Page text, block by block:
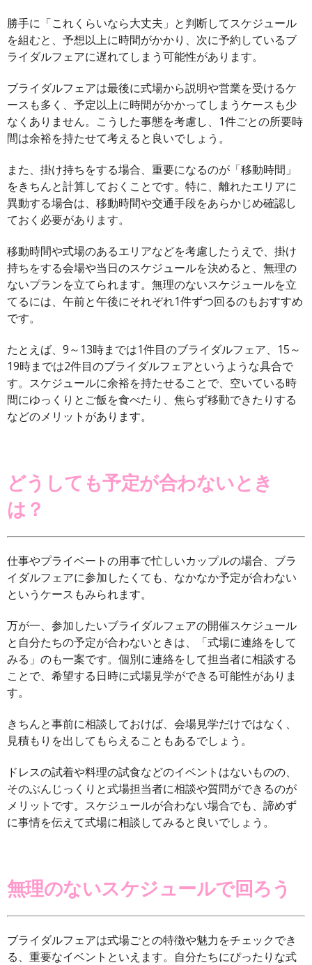
勝手に「これくらいなら大丈夫」と判断してスケジュール
を組むと、予想以上に時間がかかり、次に予約しているブ
ライダルフェアに遅れてしまう可能性があります。
ブライダルフェアは最後に式場から説明や営業を受けるケ
ースも多く、予定以上に時間がかかってしまうケースも少
なくありません。こうした事態を考慮し、1件ごとの所要時
間は余裕を持たせて考えると良いでしょう。
また、掛け持ちをする場合、重要になるのが「移動時間」
をきちんと計算しておくことです。特に、離れたエリアに
異動する場合は、移動時間や交通手段をあらかじめ確認し
ておく必要があります。
移動時間や式場のあるエリアなどを考慮したうえで、掛け
持ちをする会場や当日のスケジュールを決めると、無理の
ないプランを立てられます。無理のないスケジュールを立
てるには、午前と午後にそれぞれ1件ずつ回るのもおすすめ
です。
たとえば、9～13時までは1件目のブライダルフェア、15～
19時までは2件目のブライダルフェアというような具合で
す。スケジュールに余裕を持たせることで、空いている時
間にゆっくりとご飯を食べたり、焦らず移動できたりする
などのメリットがあります。
どうしても予定が合わないとき
は？
仕事やプライベートの用事で忙しいカップルの場合、ブラ
イダルフェアに参加したくても、なかなか予定が合わない
というケースもみられます。
万が一、参加したいブライダルフェアの開催スケジュール
と自分たちの予定が合わないときは、「式場に連絡をして
みる」のも一案です。個別に連絡をして担当者に相談する
ことで、希望する日時に式場見学ができる可能性がありま
す。
きちんと事前に相談しておけば、会場見学だけではなく、
見積もりを出してもらえることもあるでしょう。
ドレスの試着や料理の試食などのイベントはないものの、
そのぶんじっくりと式場担当者に相談や質問ができるのが
メリットです。スケジュールが合わない場合でも、諦めず
に事情を伝えて式場に相談してみると良いでしょう。
無理のないスケジュールで回ろう
ブライダルフェアは式場ごとの特徴や魅力をチェックでき
る、重要なイベントといえます。自分たちにぴったりな式